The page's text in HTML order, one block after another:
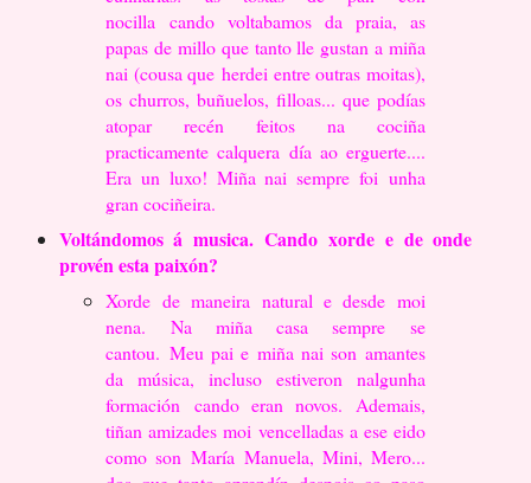
nocillacando voltabamos da praia, as
papas de millo que tanto lle gustan a miña
nai (cousa que herdei entre outras moitas),
os churros, buñuelos, filloas... que podías
atopar recén feitosna cociña
practicamente calquera día ao erguerte....
Era un luxo! Miña nai sempre foi unha
gran cociñeira.
Voltándomos á musica. Cando xorde e de onde
provén esta paixón?
Xorde de maneira natural e desde moi
nena. Na miña casa sempre se
cantou. Meu pai e miña nai son amantes
da música, incluso estiveron nalgunha
formación cando eran novos. Ademais,
tiñan amizades moi vencelladas a ese eido
como sonMaría Manuela, Mini, Mero...